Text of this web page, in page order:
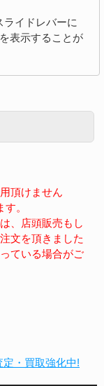
イドレバーに
表示することが
頂けません
。
、店頭販売もし
文を頂きました
ている場合がご